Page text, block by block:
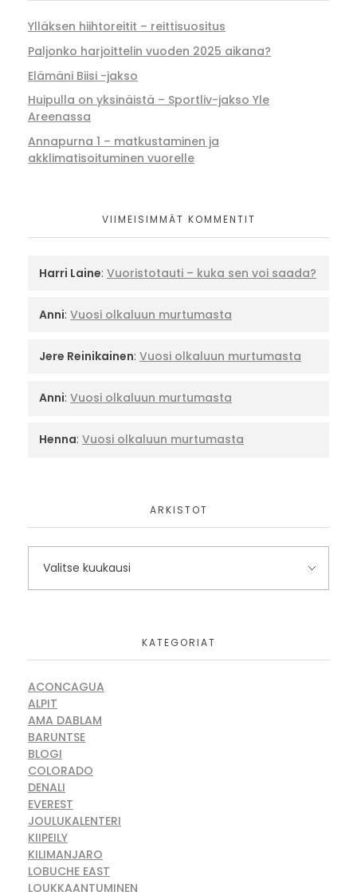
Ylläksen hiihtoreitit – reittisuositus
Paljonko harjoittelin vuoden 2025 aikana?
Elämäni Biisi -jakso
Huipulla on yksinäistä – Sportliv-jakso Yle
Areenassa
Annapurna 1 – matkustaminen ja
akklimatisoituminen vuorelle
VIIMEISIMMÄT KOMMENTIT
Harri Laine: Vuoristotauti – kuka sen voi saada?
Anni: Vuosi olkaluun murtumasta
Jere Reinikainen: Vuosi olkaluun murtumasta
Anni: Vuosi olkaluun murtumasta
Henna: Vuosi olkaluun murtumasta
ARKISTOT
KATEGORIAT
ACONCAGUA
ALPIT
AMA DABLAM
BARUNTSE
BLOGI
COLORADO
DENALI
EVEREST
JOULUKALENTERI
KIIPEILY
KILIMANJARO
LOBUCHE EAST
LOUKKAANTUMINEN